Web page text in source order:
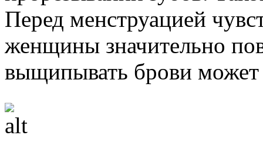
Перед менструацией
женщины значительно
выщипывать брови